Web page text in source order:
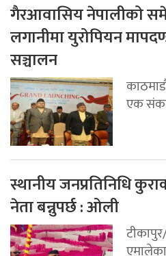
गैरआवासिय नेपालीको
लगानीमा युरोपियन
सञ्चालन
एक
स्थानीय जनप्रतिनिधि
नेता बन्नुपर्छ : ओली